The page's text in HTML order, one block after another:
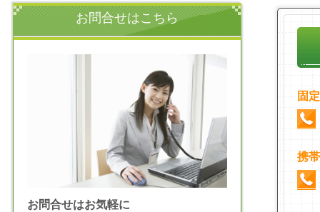
固
携
お問合せはこちら
お問合せはお気軽に